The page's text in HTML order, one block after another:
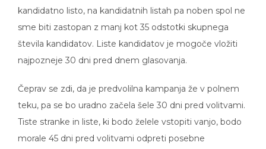
kandidatno listo, na kandidatnih listah pa noben spol ne
sme biti zastopan z manj kot 35 odstotki skupnega
števila kandidatov. Liste kandidatov je mogoče vložiti
najpozneje 30 dni pred dnem glasovanja.
Čeprav se zdi, da je predvolilna kampanja že v polnem
teku, pa se bo uradno začela šele 30 dni pred volitvami.
Tiste stranke in liste, ki bodo želele vstopiti vanjo, bodo
morale 45 dni pred volitvami odpreti posebne